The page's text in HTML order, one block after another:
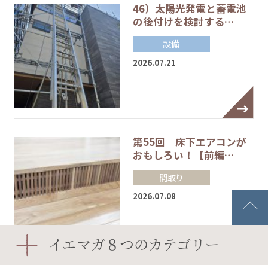
46）太陽光発電と蓄電池
の後付けを検討する…
設備
2026.07.21
第55回 床下エアコンが
おもしろい！【前編…
間取り
2026.07.08
イエマガ８つのカテゴリー